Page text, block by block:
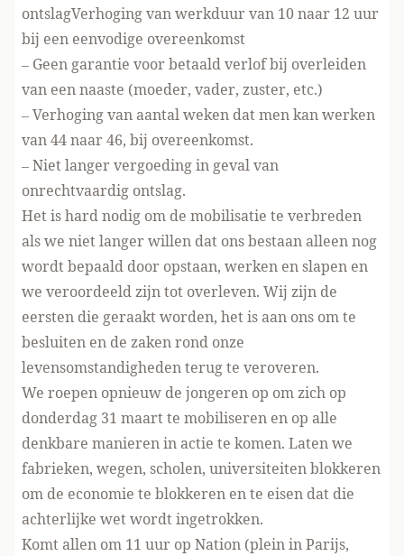
ontslagVerhoging van werkduur van 10 naar 12 uur
bij een eenvodige overeenkomst
– Geen garantie voor betaald verlof bij overleiden
van een naaste (moeder, vader, zuster, etc.)
– Verhoging van aantal weken dat men kan werken
van 44 naar 46, bij overeenkomst.
– Niet langer vergoeding in geval van
onrechtvaardig ontslag.
Het is hard nodig om de mobilisatie te verbreden
als we niet langer willen dat ons bestaan alleen nog
wordt bepaald door opstaan, werken en slapen en
we veroordeeld zijn tot overleven. Wij zijn de
eersten die geraakt worden, het is aan ons om te
besluiten en de zaken rond onze
levensomstandigheden terug te veroveren.
We roepen opnieuw de jongeren op om zich op
donderdag 31 maart te mobiliseren en op alle
denkbare manieren in actie te komen. Laten we
fabrieken, wegen, scholen, universiteiten blokkeren
om de economie te blokkeren en te eisen dat die
achterlijke wet wordt ingetrokken.
Komt allen om 11 uur op Nation (plein in Parijs,